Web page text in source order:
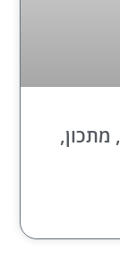
מתכון,